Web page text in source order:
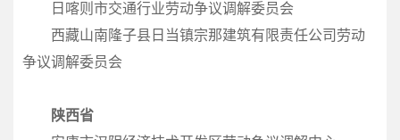
日喀则市交通行业劳动争议调解委员会
西藏山南隆子县日当镇宗那建筑有限责任公司劳动
争议调解委员会
陕西省